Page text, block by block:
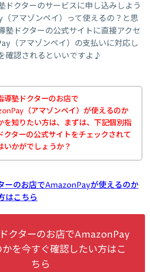
ドクターのサービスに申し込みしよう
アマゾンペイ）って使えるの？と思
塾ドクターの公式サイトに直接アクセ
（アマゾンペイ）の支払いに対応し
確認されるといいですよ♪
導塾ドクターのお店で
（アマゾンペイ）が使えるのか
を知りたい方は、まずは、下記個別指
クターの公式サイトをチェックされて
いかがでしょうか？
ーのお店でAmazonPayが使えるのか
はこちら
クターのお店でAmazonPay
を今すぐ確認したい方はこ
ちら